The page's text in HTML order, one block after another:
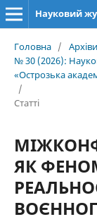
Головна / Архіви
№ 30 (2026):
«Острозька
/
Статті
ЯК